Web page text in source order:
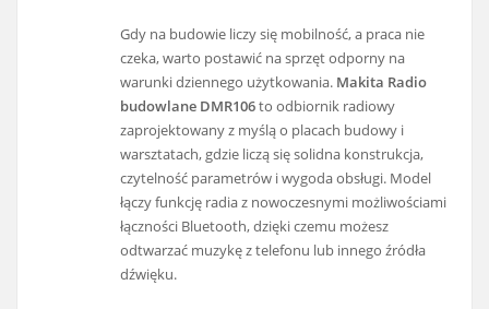
Gdy na budowie liczy się mobilność, a praca nie
czeka, warto postawić na sprzęt odporny na
warunki dziennego użytkowania. Makita Radio
budowlane DMR106to odbiornik radiowy
zaprojektowany z myślą o placach budowy i
warsztatach, gdzie liczą się solidna konstrukcja,
czytelność parametrów i wygoda obsługi. Model
łączy funkcję radia z nowoczesnymi możliwościami
łączności Bluetooth, dzięki czemu możesz
odtwarzać muzykę z telefonu lub innego źródła
dźwięku.